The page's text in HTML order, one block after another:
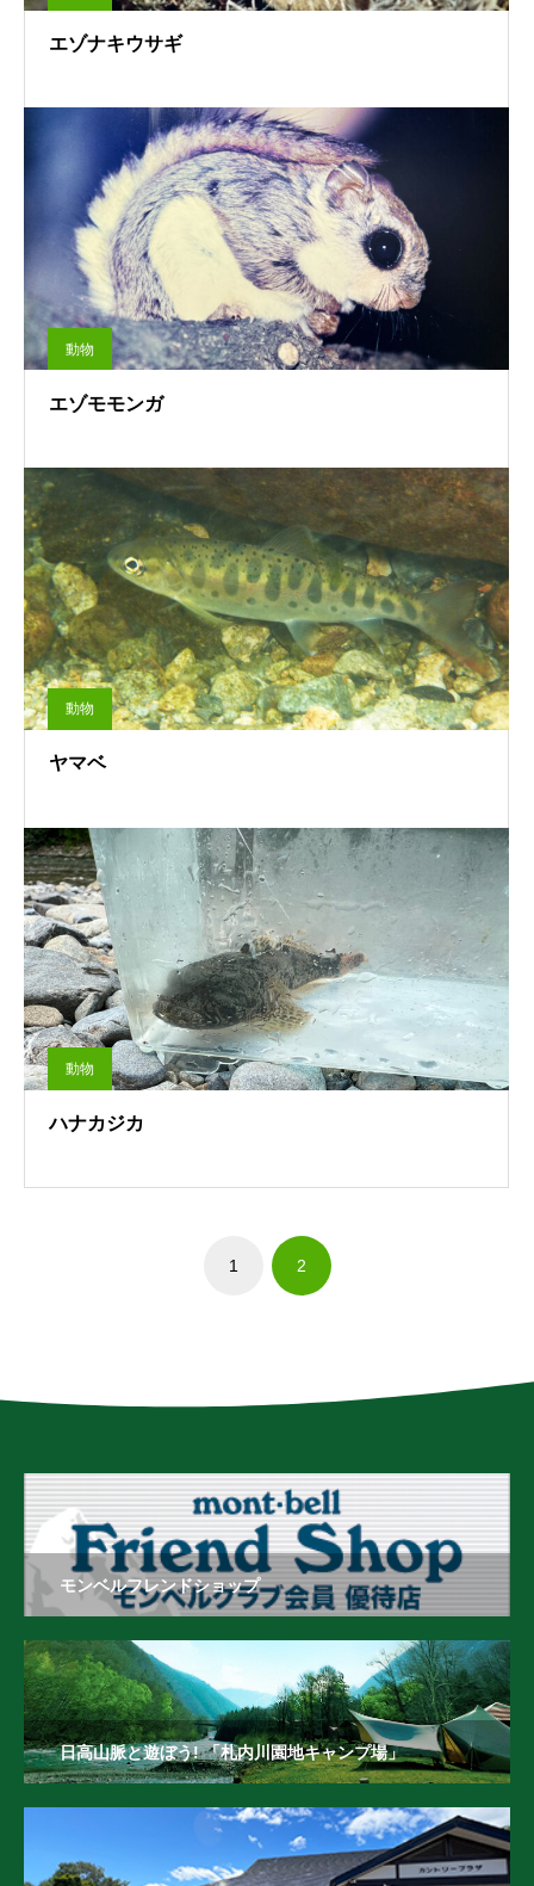
エゾナキウサギ
動物
エゾモモンガ
動物
ヤマベ
動物
ハナカジカ
1 2
モンベルフレンドショップ
日高山脈と遊ぼう! 「札内川園地キャンプ場」